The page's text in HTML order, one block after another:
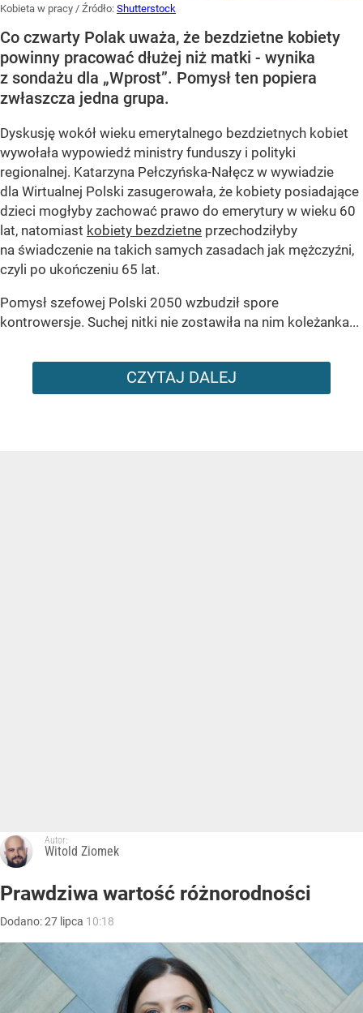
Kobieta w pracy / Źródło: Shutterstock
Co czwarty Polak uważa, że bezdzietne kobiety
powinny pracować dłużej niż matki - wynika
z sondażu dla „Wprost”. Pomysł ten popiera
zwłaszcza jedna grupa.
Dyskusję wokół wieku emerytalnego bezdzietnych kobiet
wywołała wypowiedź ministry funduszy i polityki
regionalnej. Katarzyna Pełczyńska-Nałęcz w wywiadzie
dla Wirtualnej Polski zasugerowała, że kobiety posiadające
dzieci mogłyby zachować prawo do emerytury w wieku 60
lat, natomiast kobiety bezdzietne przechodziłyby
na świadczenie na takich samych zasadach jak mężczyźni,
czyli po ukończeniu 65 lat.
Pomysł szefowej Polski 2050 wzbudził spore
kontrowersje. Suchej nitki nie zostawiła na nim koleżanka...
CZYTAJ DALEJ
Autor:
Witold Ziomek
Prawdziwa wartość różnorodności
Dodano:27 lipca 10:18